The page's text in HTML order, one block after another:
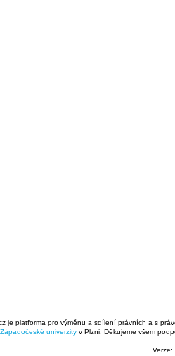
je platforma pro výměnu a sdílení právních a s
Západočeské univerzity v Plzni. Děkujeme všem
Verze: